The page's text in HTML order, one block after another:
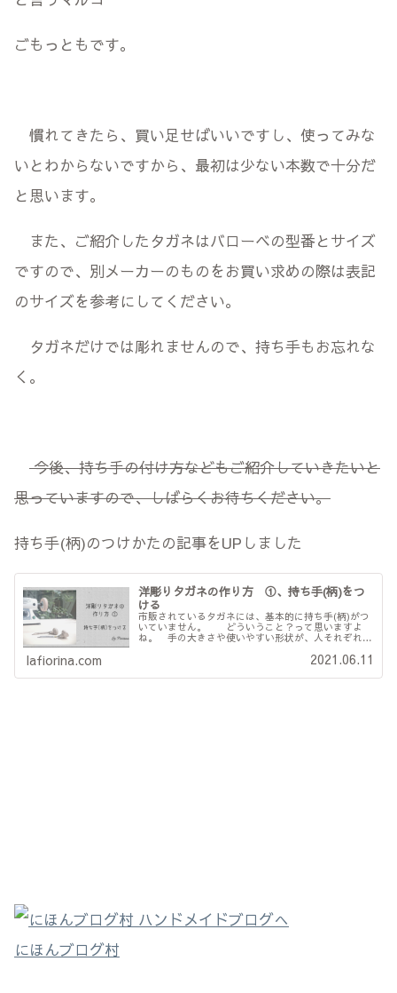
ごもっともです。
慣れてきたら、買い足せばいいですし、使ってみな
いとわからないですから、最初は少ない本数で十分だ
と思います。
また、ご紹介したタガネはバローベの型番とサイズ
ですので、別メーカーのものをお買い求めの際は表記
のサイズを参考にしてください。
タガネだけでは彫れませんので、持ち手もお忘れな
く。
今後、持ち手の付け方などもご紹介していきたいと
思っていますので、しばらくお待ちください。
持ち手(柄)のつけかたの記事をUPしました
洋彫りタガネの作り方 ①、持ち手(柄)をつ
ける
市販されているタガネには、基本的に持ち手(柄)がつ
いていません。 どういうこと？って思いますよ
ね。 手の大きさや使いやすい形状が、人それぞれな
る。 面倒に感じますが、結局それが一番合理的な
lafiorina.com 2021.06.11
にほんブログ村